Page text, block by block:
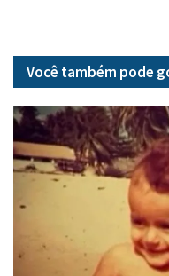
Você também pode